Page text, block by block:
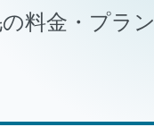
料金・プラン